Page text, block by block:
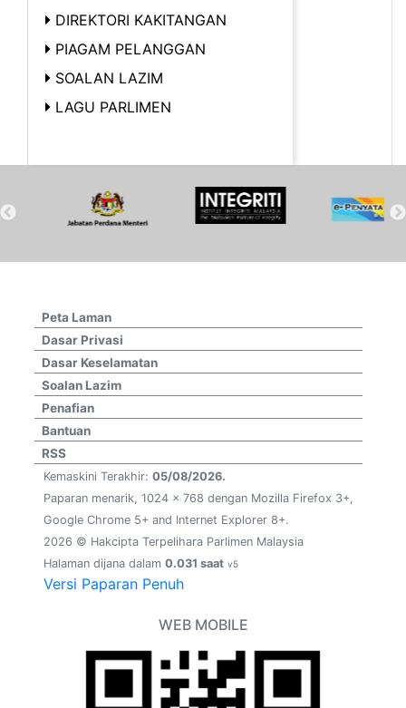
DIREKTORI KAKITANGAN
PIAGAM PELANGGAN
SOALAN LAZIM
LAGU PARLIMEN
Peta Laman
Dasar Privasi
Dasar Keselamatan
Soalan Lazim
Penafian
Bantuan
RSS
Kemaskini Terakhir: 05/08/2026.
Paparan menarik, 1024 x 768 dengan Mozilla Firefox 3+,
Google Chrome 5+ and Internet Explorer 8+.
2026 © Hakcipta Terpelihara Parlimen Malaysia
Halaman dijana dalam 0.031 saat v5
Versi Paparan Penuh
WEB MOBILE